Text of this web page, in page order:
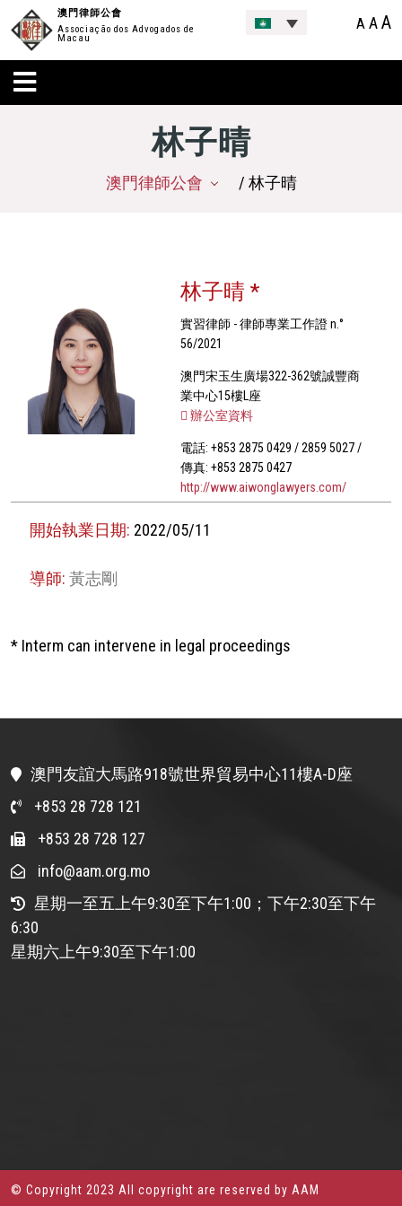
澳門律師公會
Associação dos Advogados de
Macau
A AA
林子晴
澳門律師公會 / 林子晴
林子晴 *
實習律師 - 律師專業工作證 n.°
56/2021
澳門宋玉生廣場322-362號誠豐商
業中心15樓L座
辦公室資料
電話: +853 2875 0429 / 2859 5027 /
傳真: +853 2875 0427
http://www.aiwonglawyers.com/
開始執業日期: 2022/05/11
導師:黃志剛
* Interm can intervene in legal proceedings
澳門友誼大馬路918號世界貿易中心11樓A-D座
+853 28 728 121
+853 28 728 127
info@aam.org.mo
星期一至五上午9:30至下午1:00；下午2:30至下午
6:30
星期六上午9:30至下午1:00
© Copyright 2023 All copyright are reserved by AAM